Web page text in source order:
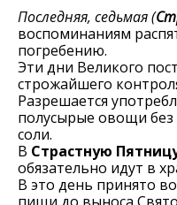
Последняя, седьмая (
воспоминаниям
погребению.
Эти дни Великого
строжайшего
Разрешается
полусырые овощи без
соли.
В Страстную
обязательно идут в
В это день принято